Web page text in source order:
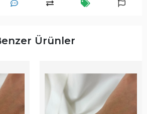
Ürünler